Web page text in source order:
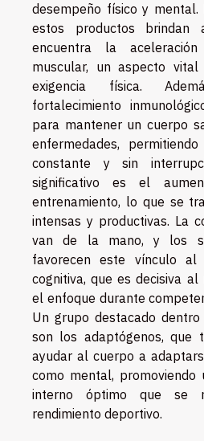
desempeño físico y
estos productos brindan
encuentra la
muscular, un aspecto
exigencia física.
fortalecimiento
para mantener un cuerpo
enfermedades,
constante y sin
significativo es el
entrenamiento, lo que se
intensas y productivas. La
van de la mano, y los
favorecen este vínculo al
cognitiva, que es decisiva
el enfoque durante
Un grupo destacado
son los adaptógenos, que
ayudar al cuerpo a
como mental, promoviendo
interno óptimo que se
rendimiento deportivo.